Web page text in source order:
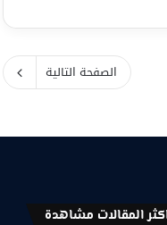
الصفحة التالية
المقالات مشاهدة